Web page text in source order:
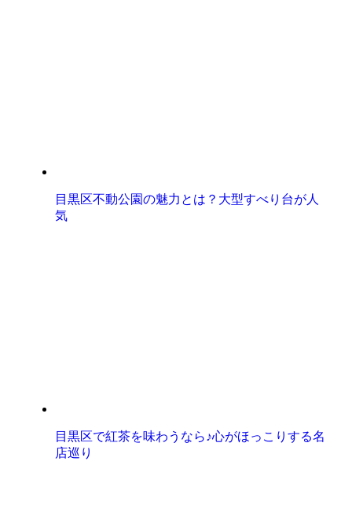
目黒区不動公園の魅力とは？大型すべり台が人
気
目黒区で紅茶を味わうなら♪心がほっこりする名
店巡り